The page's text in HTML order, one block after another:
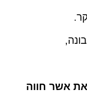
אשר חווה